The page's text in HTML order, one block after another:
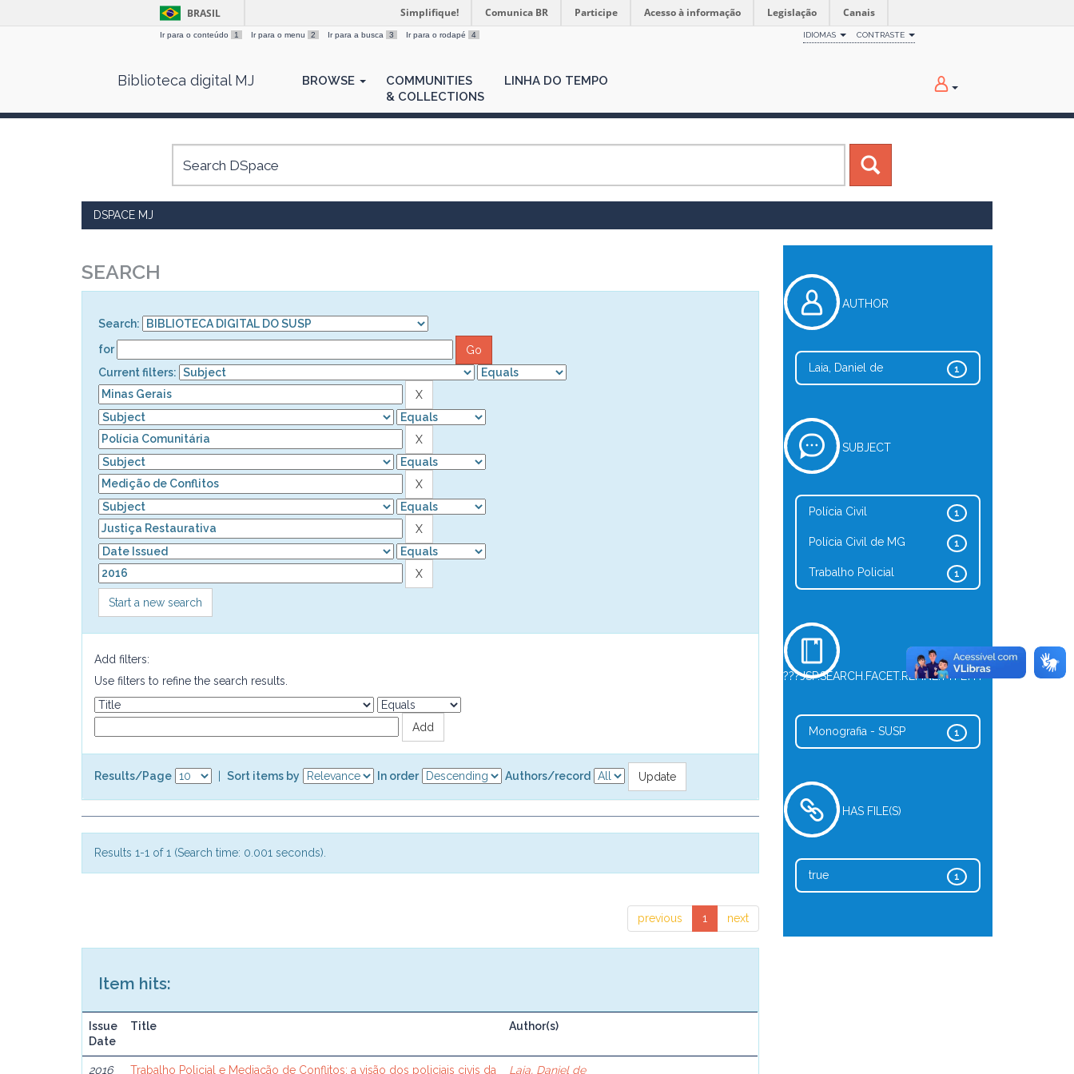
BRASIL Simplifique! Comunica BR Participe Acesso à informação Legislação Canais
Ir para o conteúdo 1 Ir para o menu 2 Ir para a busca 3 Ir para o rodapé 4 IDIOMAS CONTRASTE
Biblioteca digital MJ BROWSE
COMMUNITIES
& COLLECTIONS
LINHA DO TEMPO
DSPACE MJ
SEARCH
Search:
for
Current filters:
Start a new search
Add filters:
Use filters to refine the search results.
Results/Page Sort items by In order Authors/record
Results 1-1 of 1 (Search time: 0.001 seconds).
previous 1 next
Item hits:
Issue
Date
Title Author(s)
2016 Trabalho Policial e Mediação de Conflitos: a visão dos policiais civis da Laia, Daniel de
AUTHOR
1
Laia, Daniel de
SUBJECT
1
Polícia Civil
1
Polícia Civil de MG
1
Trabalho Policial
???JSP.SEARCH.FACET.REFINE.TYPE???
1
Monografia - SUSP
HAS FILE(S)
1
true